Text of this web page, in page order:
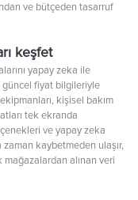
ve bütçeden tasarruf
keşfet
yapay zeka ile
güncel fiyat bilgileriyle
kişisel bakım
tek ekranda
ve yapay zeka
kaybetmeden ulaşır,
mağazalardan alınan veri